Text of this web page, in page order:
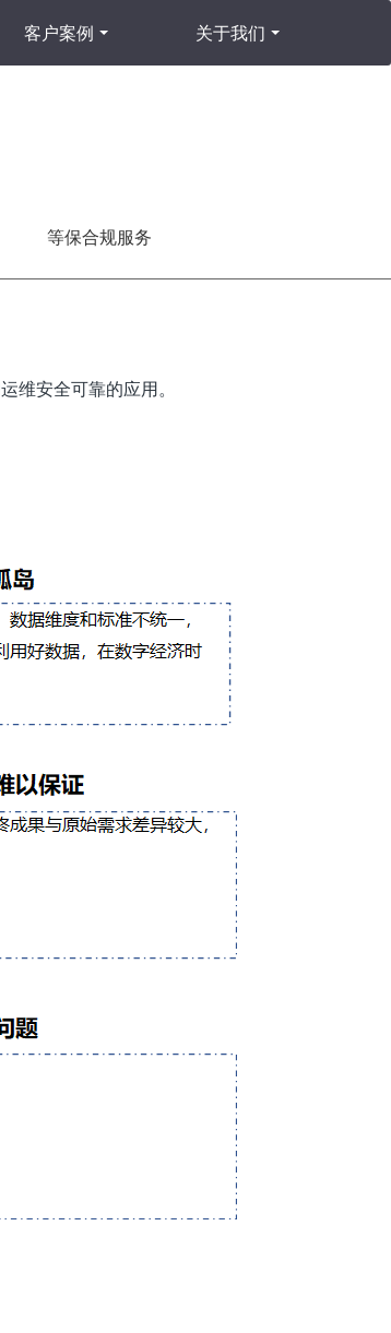
客户案例 关于我们
等保合规服务
维安全可靠的应用。